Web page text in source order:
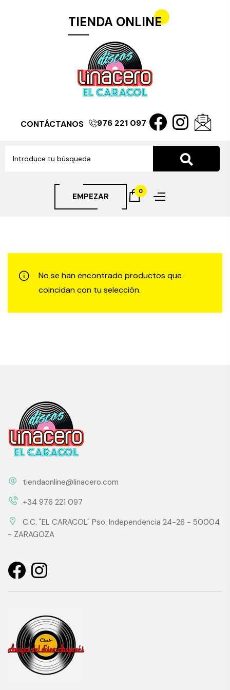
TIENDA ONLINE
CONTÁCTANOS 976 221 097
EMPEZAR
0
No se han encontrado productos que
coincidan con tu selección.
tiendaonline@linacero.com
+34 976 221 097
C.C. "EL CARACOL" Pso. Independencia 24-26 - 50004
- ZARAGOZA